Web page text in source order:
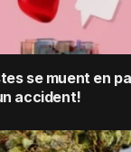
se muent en
accident!